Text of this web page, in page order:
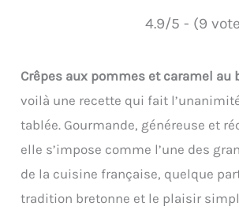
4.9/5 - (9
Crêpes aux pommes et caramel au
voilà une recette qui fait
tablée. Gourmande, généreuse et
elle s’impose comme l’une des
de la cuisine française, quelque
tradition bretonne et le plaisir